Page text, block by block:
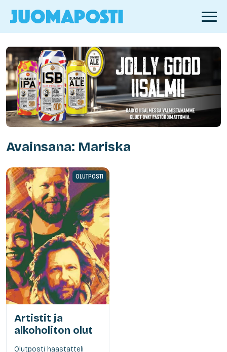
Avainsana: Mariska
OLUTPOSTI
Artistit ja
alkoholiton olut
Olutposti haastatteli